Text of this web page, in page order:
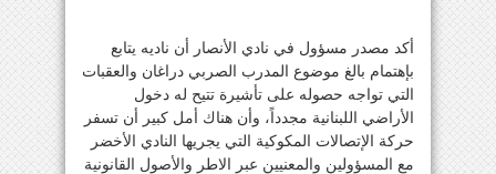
أكد مصدر مسؤول في نادي الأنصار أن ناديه يتابع
بإهتمام بالغ موضوع المدرب الصربي دراغان والعقبات
التي تواجه حصوله على تأشيرة تتيح له دخول
الأراضي اللبنانية مجدداً، وأن هناك أمل كبير أن تسفر
حركة الإتصالات المكوكية التي يجريها النادي الأخضر
مع المسؤولين والمعنيين عبر الاطر والأصول القانونية